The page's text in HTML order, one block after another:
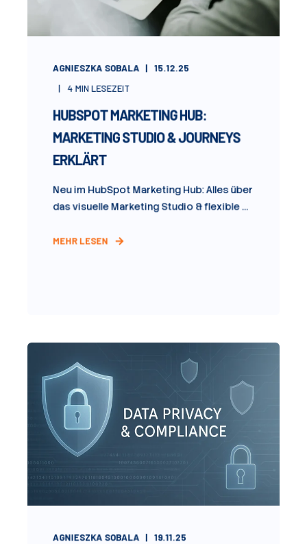
AGNIESZKA SOBALA
15.12.25
4 MIN LESEZEIT
HUBSPOT MARKETING HUB:
MARKETING STUDIO & JOURNEYS
ERKLÄRT
Neu im HubSpot Marketing Hub: Alles über
das visuelle Marketing Studio & flexible ...
MEHR LESEN
AGNIESZKA SOBALA 19.11.25